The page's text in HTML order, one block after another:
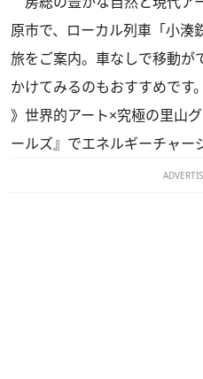
原市で、ローカル列車「小湊
旅をご案内。車なしで移動が
かけてみるのもおすすめです。
》世界的アート×究極の里山
ールズ』でエネルギーチャー